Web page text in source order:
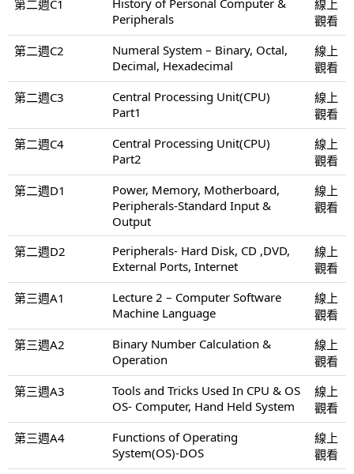
第二週C1
Peripherals
線上
觀看
第二週C2
Numeral System – Binary, Octal,
Decimal, Hexadecimal
線上
觀看
第二週C3
Central Processing Unit(CPU)
Part1
線上
觀看
第二週C4
Central Processing Unit(CPU)
Part2
線上
觀看
第二週D1
Power, Memory, Motherboard,
Peripherals-Standard Input &
Output
線上
觀看
第二週D2
Peripherals- Hard Disk, CD ,DVD,
External Ports, Internet
線上
觀看
第三週A1
Lecture 2 – Computer Software
Machine Language
線上
觀看
第三週A2
Binary Number Calculation &
Operation
線上
觀看
第三週A3
Tools and Tricks Used In CPU & OS
OS- Computer, Hand Held System
線上
觀看
第三週A4
Functions of Operating
System(OS)-DOS
線上
觀看